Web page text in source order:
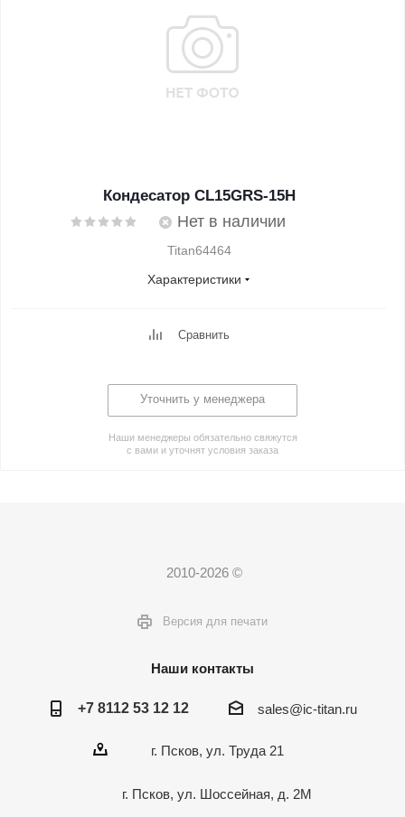
Кондесатор CL15GRS-15H
Нет в наличии
Titan64464
Характеристики
Сравнить
Уточнить у менеджера
Наши менеджеры обязательно свяжутся
с вами и уточнят условия заказа
2010-2026 ©
Версия для печати
Наши контакты
+7 8112 53 12 12 sales@ic-titan.ru
г. Псков, ул. Труда 21
г. Псков, ул. Шоссейная, д. 2М